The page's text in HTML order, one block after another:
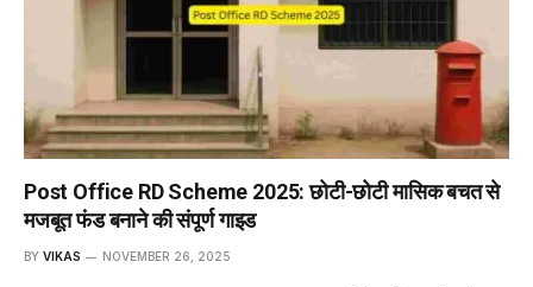
Post Office RD Scheme 2025: छोटी-छोटी मासिक बचत से
मजबूत फंड बनाने की संपूर्ण गाइड
BY VIKAS NOVEMBER 26, 2025